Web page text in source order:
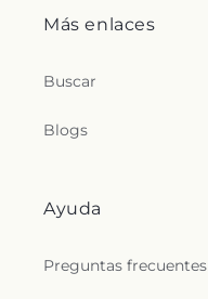
e
Más enlaces
Buscar
Blogs
Ayuda
Preguntas frecuentes